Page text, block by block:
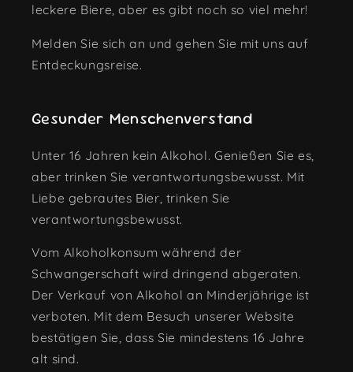
leckere Biere, aber es gibt noch so viel mehr!
Melden Sie sich an und gehen Sie mit uns auf
Entdeckungsreise.
Gesunder Menschenverstand
Unter 16 Jahren kein Alkohol. Genießen Sie es,
aber trinken Sie verantwortungsbewusst. Mit
Liebe gebrautes Bier, trinken Sie
verantwortungsbewusst.
Vom Alkoholkonsum während der
Schwangerschaft wird dringend abgeraten.
Der Verkauf von Alkohol an Minderjährige ist
verboten. Mit dem Besuch unserer Website
bestätigen Sie, dass Sie mindestens 16 Jahre
alt sind.